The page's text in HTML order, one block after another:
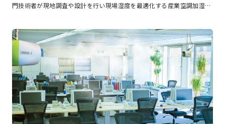
門技術者が現地調査や設計を行い現場湿度を最適化する産業空調加湿…